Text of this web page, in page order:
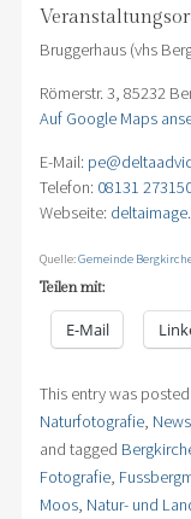
Bruggerhaus (vhs
Römerstr. 3, 85232
Auf Google Maps
E-Mail:
Telefon: 08131
Webseite:
Quelle:Gemeinde
Teilen mit:
E-Mail
This entry was
Naturfotografie,
and tagged
Fotografie,
Moos, Natur- und